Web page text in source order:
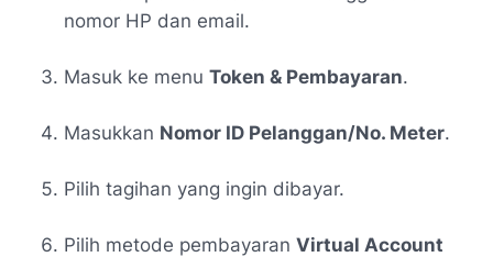
nomor HP dan email.
Masuk ke menu Token & Pembayaran.
Masukkan Nomor ID Pelanggan/No. Meter.
Pilih tagihan yang ingin dibayar.
Pilih metode pembayaran Virtual Account